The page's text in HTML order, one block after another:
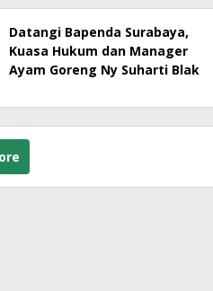
Datangi Bapenda Surabaya,
Kuasa Hukum dan Manager
Ayam Goreng Ny Suharti Blak
Penyimpangan Pajak